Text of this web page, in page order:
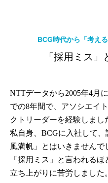
BCG時代から「考え
「採用ミス」
NTTデータから2005年4月
での8年間で、アソシエイ
クトリーダーを経験しまし
私自身、BCGに入社して
風満帆」とはいきませんで
「採用ミス」と言われる
立ち上がりに苦労しました。